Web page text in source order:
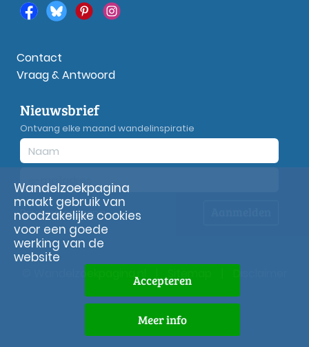
Contact
Vraag & Antwoord
Nieuwsbrief
Ontvang elke maand wandelinspiratie
Privacyverklaring
© Wandelzoekpagina.nl
Wandelzoekpagina
maakt gebruik van
noodzakelijke cookies
voor een goede
werking van de
website
Accepteren
Meer info